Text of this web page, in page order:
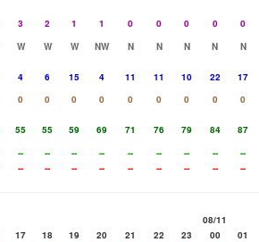
3 2 1 1 0 0 0 0 0
W W W NW N N N N N
4 6 15 4 11 11 10 22 17
0 0 0 0 0 0 0 0 0
55 55 59 69 71 76 79 84 87
-- -- -- -- -- -- -- -- --
-- -- -- -- -- -- -- -- --
08/11
17 18 19 20 21 22 23 00 01